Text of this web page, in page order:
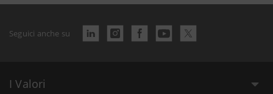
Seguici anche su
I Valori